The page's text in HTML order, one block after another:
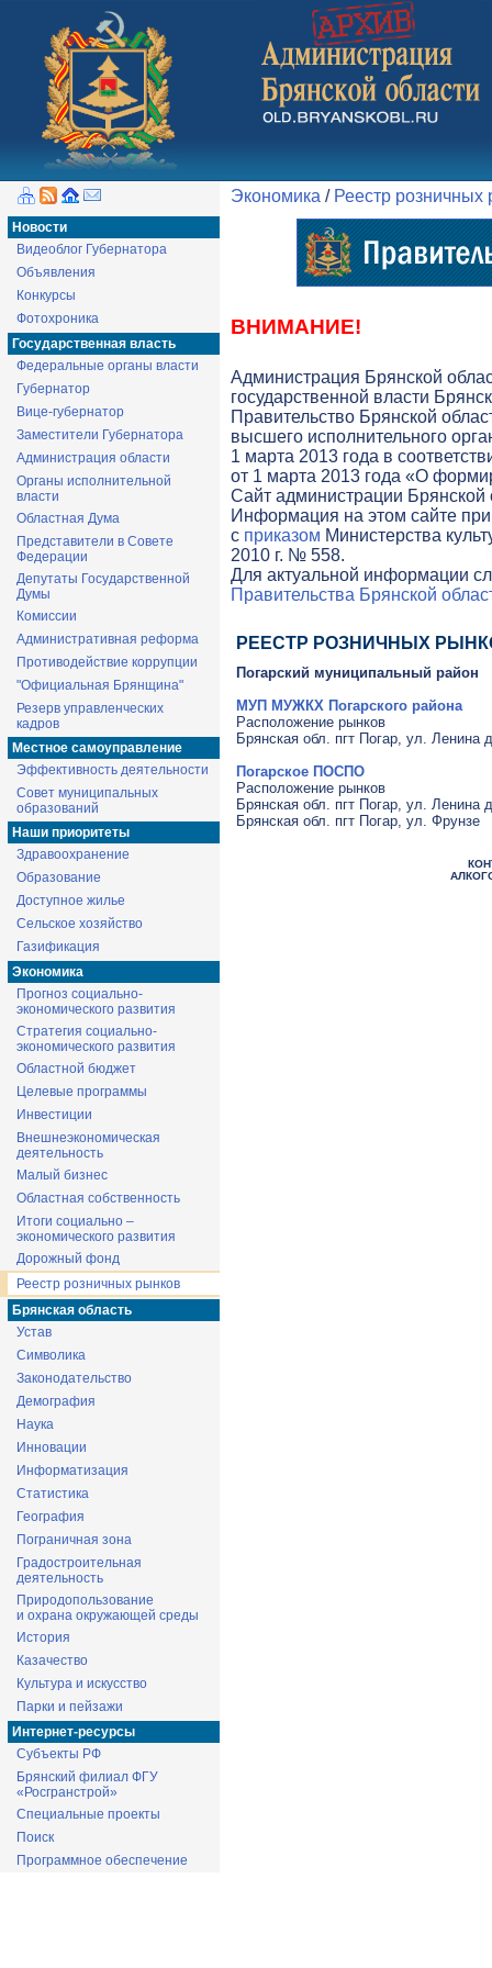
Новости
Видеоблог Губернатора
Объявления
Конкурсы
Фотохроника
Государственная власть
Федеральные органы власти
Губернатор
Вице-губернатор
Заместители Губернатора
Администрация области
Органы исполнительной
власти
Областная Дума
Представители в Совете
Федерации
Депутаты Государственной
Думы
Комиссии
Административная реформа
Противодействие коррупции
"Официальная Брянщина"
Резерв управленческих
кадров
Местное самоуправление
Эффективность деятельности
Совет муниципальных
образований
Наши приоритеты
Здравоохранение
Образование
Доступное жилье
Сельское хозяйство
Газификация
Экономика
Прогноз социально-
экономического развития
Стратегия социально-
экономического развития
Областной бюджет
Целевые программы
Инвестиции
Внешнеэкономическая
деятельность
Малый бизнес
Областная собственность
Итоги социально –
экономического развития
Дорожный фонд
Реестр розничных рынков
Брянская область
Устав
Символика
Законодательство
Демография
Наука
Инновации
Информатизация
Статистика
География
Пограничная зона
Градостроительная
деятельность
Природопользование
и охрана окружающей среды
История
Казачество
Культура и искусство
Парки и пейзажи
Интернет-ресурсы
Субъекты РФ
Брянский филиал ФГУ
«Росгранстрой»
Специальные проекты
Поиск
Программное обеспечение
Экономика / Реестр розничных
ВНИМАНИЕ!
Администрация Брянской
государственной власти
Правительство Брянской
высшего исполнительного
1 марта 2013 года в
от 1 марта 2013 года «О
Cайт администрации Брянской
Информация на этом сайте
с приказом Министерства
2010 г. № 558.
Для актуальной информации
Правительства Брянской
РЕЕСТР РОЗНИЧНЫХ
Погарский муниципальный район
МУП МУЖКХ Погарского района
Расположение рынков
Брянская обл. пгт Погар, ул. Ленина
Погарское ПОСПО
Расположение рынков
Брянская обл. пгт Погар, ул. Ленина
Брянская обл. пгт Погар, ул. Фрунзе